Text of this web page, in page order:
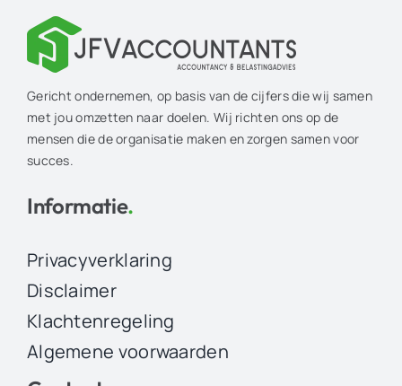
Gericht ondernemen, op basis van de cijfers die wij samen
met jou omzetten naar doelen. Wij richten ons op de
mensen die de organisatie maken en zorgen samen voor
succes.
Informatie.
Privacyverklaring
Disclaimer
Klachtenregeling
Algemene voorwaarden